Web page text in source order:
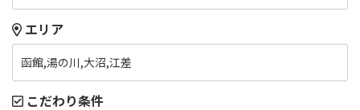
エリア
函館,湯の川,大沼,江差
こだわり条件